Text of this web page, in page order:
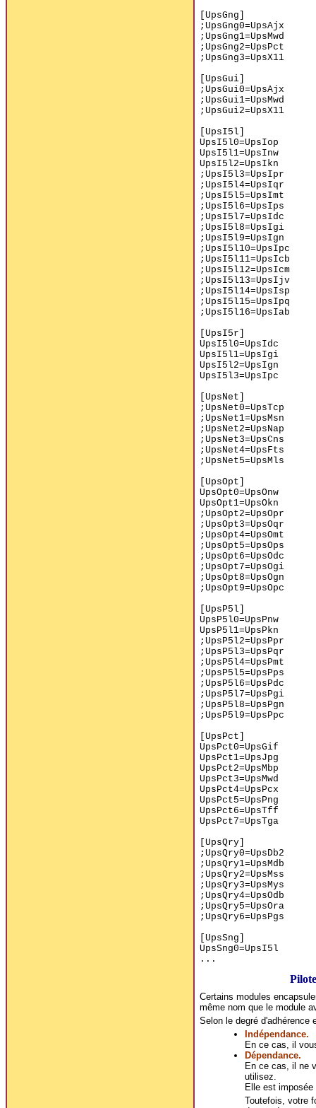
[UpsGng]
;UpsGng0=UpsAjx
;UpsGng1=UpsMwd
;UpsGng2=UpsPct
;UpsGng3=UpsX11
[UpsGui]
;UpsGui0=UpsAjx
;UpsGui1=UpsMwd
;UpsGui2=UpsX11
[UpsI5l]
UpsI5l0=UpsIop
UpsI5l1=UpsInw
UpsI5l2=UpsIkn
;UpsI5l3=UpsIpr
;UpsI5l4=UpsIqr
;UpsI5l5=UpsImt
;UpsI5l6=UpsIps
;UpsI5l7=UpsIdc
;UpsI5l8=UpsIgi
;UpsI5l9=UpsIgn
;UpsI5l10=UpsIpc
;UpsI5l11=UpsIcb
;UpsI5l12=UpsIcm
;UpsI5l13=UpsIjv
;UpsI5l14=UpsIsp
;UpsI5l15=UpsIpq
;UpsI5l16=UpsIab
[UpsI5r]
UpsI5l0=UpsIdc
UpsI5l1=UpsIgi
UpsI5l2=UpsIgn
UpsI5l3=UpsIpc
[UpsNet]
;UpsNet0=UpsTcp
;UpsNet1=UpsMsn
;UpsNet2=UpsNap
;UpsNet3=UpsCns
;UpsNet4=UpsFts
;UpsNet5=UpsMls
[UpsOpt]
UpsOpt0=UpsOnw
UpsOpt1=UpsOkn
;UpsOpt2=UpsOpr
;UpsOpt3=UpsOqr
;UpsOpt4=UpsOmt
;UpsOpt5=UpsOps
;UpsOpt6=UpsOdc
;UpsOpt7=UpsOgi
;UpsOpt8=UpsOgn
;UpsOpt9=UpsOpc
[UpsP5l]
UpsP5l0=UpsPnw
UpsP5l1=UpsPkn
;UpsP5l2=UpsPpr
;UpsP5l3=UpsPqr
;UpsP5l4=UpsPmt
;UpsP5l5=UpsPps
;UpsP5l6=UpsPdc
;UpsP5l7=UpsPgi
;UpsP5l8=UpsPgn
;UpsP5l9=UpsPpc
[UpsPct]
UpsPct0=UpsGif
UpsPct1=UpsJpg
UpsPct2=UpsMbp
UpsPct3=UpsMwd
UpsPct4=UpsPcx
UpsPct5=UpsPng
UpsPct6=UpsTff
UpsPct7=UpsTga
[UpsQry]
;UpsQry0=UpsDb2
;UpsQry1=UpsMdb
;UpsQry2=UpsMss
;UpsQry3=UpsMys
;UpsQry4=UpsOdb
;UpsQry5=UpsOra
;UpsQry6=UpsPgs
[UpsSng]
UpsSng0=UpsI5l
...
Certains modules
même nom que le module
Selon le degré
Indépendance.
En ce cas, il
Dépendance.
En ce cas, il ne
utilisez.
Elle est imposée
Toutefois, votre